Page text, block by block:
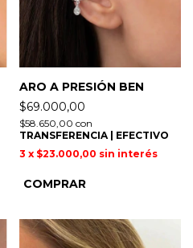
ARO A PRESIÓN BEN
$69.000,00
$58.650,00 con
TRANSFERENCIA | EFECTIVO
3 x $23.000,00 sin interés